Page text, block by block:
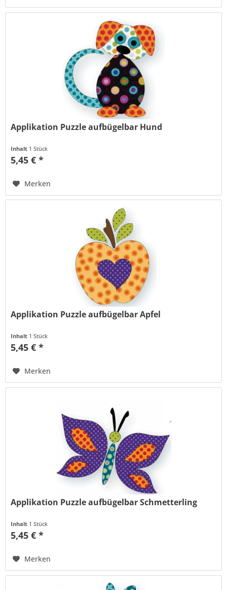
Applikation Puzzle aufbügelbar Hund
Inhalt 1 Stück
5,45 € *
Merken
Applikation Puzzle aufbügelbar Apfel
Inhalt 1 Stück
5,45 € *
Merken
Applikation Puzzle aufbügelbar Schmetterling
Inhalt 1 Stück
5,45 € *
Merken